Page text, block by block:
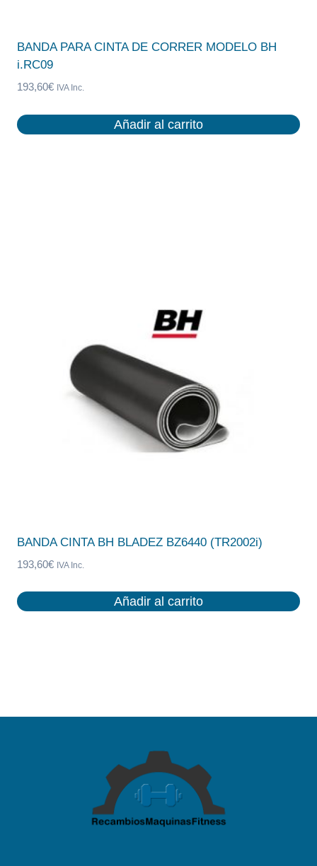
BANDA PARA CINTA DE CORRER MODELO BH
i.RC09
193,60€ IVA Inc.
Añadir al carrito
BANDA CINTA BH BLADEZ BZ6440 (TR2002i)
193,60€ IVA Inc.
Añadir al carrito